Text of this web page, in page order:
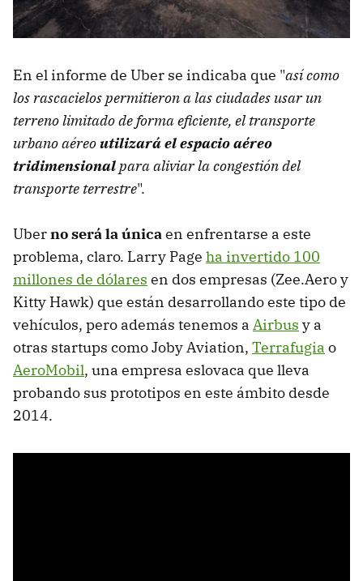
En el informe de Uber se indicaba que "así como
los rascacielos permitieron a las ciudades usar un
terreno limitado de forma eficiente, el transporte
urbano aéreoutilizará el espacio aéreo
tridimensionalpara aliviar la congestión del
transporte terrestre".
Uberno será la únicaen enfrentarse a este
problema, claro. Larry Page ha invertido 100
millones de dólares en dos empresas (Zee.Aero y
Kitty Hawk) que están desarrollando este tipo de
vehículos, pero además tenemos a Airbus y a
otras startups como Joby Aviation, Terrafugia o
AeroMobil, una empresa eslovaca que lleva
probando sus prototipos en este ámbito desde
2014.